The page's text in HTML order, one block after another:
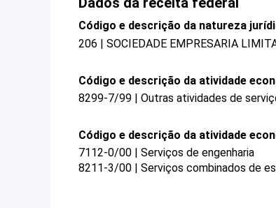
Código e descrição da natureza
206 | SOCIEDADE EMPRESARIA
Código e descrição da atividade
8299-7/99 | Outras atividades de
Código e descrição da atividade
7112-0/00 | Serviços de engenharia
8211-3/00 | Serviços combinados de